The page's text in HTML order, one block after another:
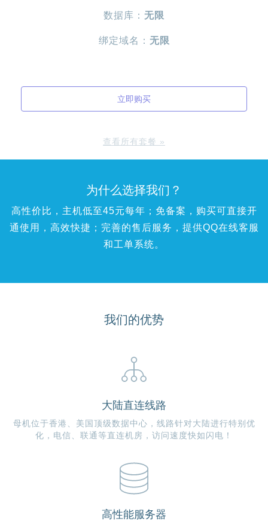
数据库： 无限
绑定域名： 无限
立即购买
查看所有套餐 »
为什么选择我们？
高性价比，主机低至45元每年；免备案，购买可直接开
通使用，高效快捷；完善的售后服务，提供QQ在线客服
和工单系统。
我们的优势
大陆直连线路
母机位于香港、美国顶级数据中心，线路针对大陆进行特别优
化，电信、联通等直连机房，访问速度快如闪电！
高性能服务器